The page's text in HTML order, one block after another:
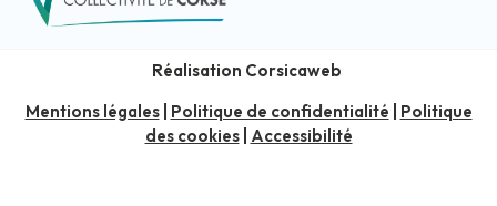
Réalisation Corsicaweb
Mentions légales| Politique de confidentialité
Politique
des cookies| Accessibilité